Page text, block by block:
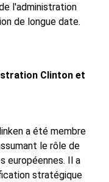
l'administration
de longue date.
Clinton et
a été membre
le rôle de
européennes. Il a
stratégique